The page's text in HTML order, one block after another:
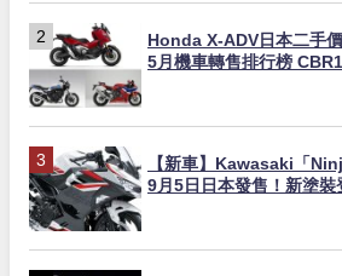
Honda X-ADV日本二手
5月機車轉售排行榜
【新車】Kawasaki「
9月5日日本發售！新塗裝